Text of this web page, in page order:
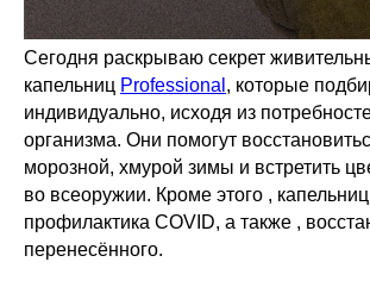
Сегодня раскрываю секрет
капельниц Professional , которые
индивидуально, исходя из
организма. Они помогут
морозной, хмурой зимы и встретить
во всеоружии. Кроме этого ,
профилактика COVID, а также ,
перенесённого.